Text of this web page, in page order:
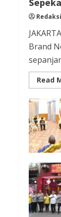
Berita
Berita
Berita
Berita
Gate
Tak
Brand
Read